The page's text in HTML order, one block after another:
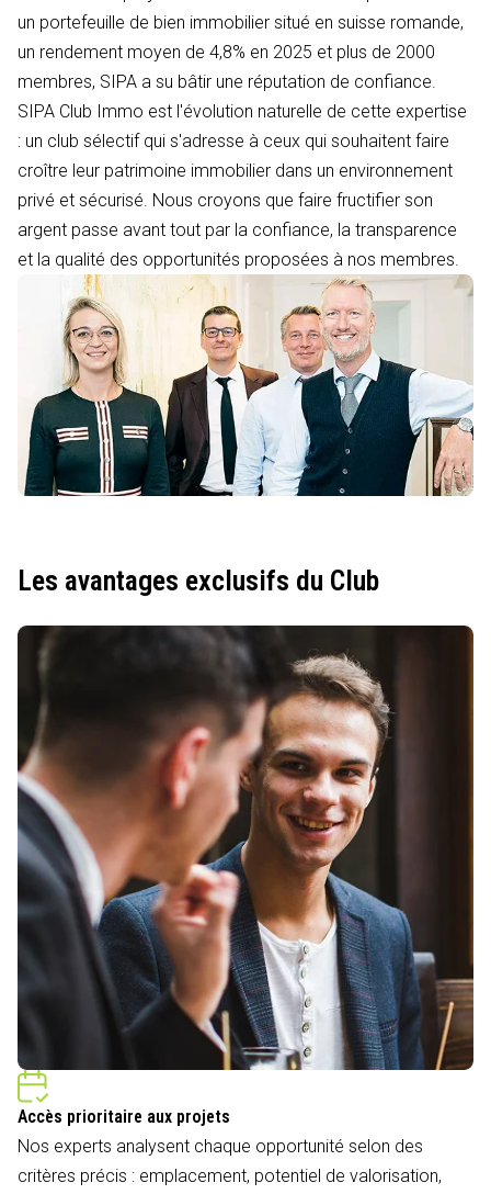
un portefeuille de bien immobilier situé en suisse romande,
un rendement moyen de 4,8% en 2025 et plus de 2000
membres, SIPA a su bâtir une réputation de confiance.
SIPA Club Immo est l'évolution naturelle de cette expertise
: un club sélectif qui s'adresse à ceux qui souhaitent faire
croître leur patrimoine immobilier dans un environnement
privé et sécurisé. Nous croyons que faire fructifier son
argent passe avant tout par la confiance, la transparence
et la qualité des opportunités proposées à nos membres.
Les avantages exclusifs du Club
Accès prioritaire aux projets
Nos experts analysent chaque opportunité selon des
critères précis : emplacement, potentiel de valorisation,